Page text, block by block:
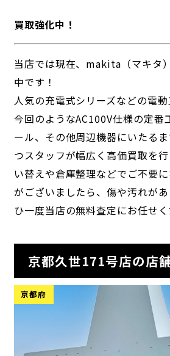
買取強化中！
当店では現在、makita（マキタ
中です！
人気の充電式シリーズなどの電動
今回のようなAC100V仕様の定番
ール、その他周辺機器にいたる
つスタッフが幅広く高価買取を
い替えや倉庫整理などでご不要
がございましたら、傷や汚れが
ひ一度当店の無料査定にお任せく
京都久世171号店の店
京都府